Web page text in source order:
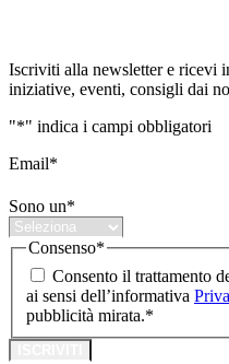
Iscriviti alla newsletter e ricevi
iniziative, eventi, consigli dai
"*" indica i campi obbligatori
Email*
Sono un*
Consenso*
Consento il trattamento
ai sensi dell’informativa
pubblicità mirata.*